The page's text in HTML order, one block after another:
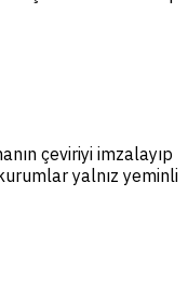
çeviriyi imzalayıp
yalnız yeminli